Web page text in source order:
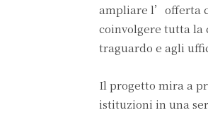
ampliare l’offerta
coinvolgere tutta la
traguardo e agli
Il progetto mira a
istituzioni in una